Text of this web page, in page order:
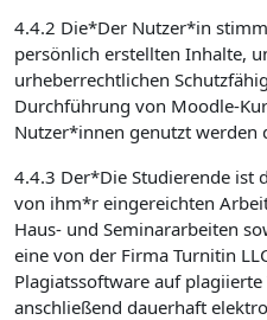
4.4.2 Die*Der Nutzer*in
persönlich erstellten Inhalte,
urheberrechtlichen
Durchführung von Moodle-
Nutzer*innen genutzt werden
4.4.3 Der*Die Studierende ist
von ihm*r eingereichten
Haus- und Seminararbeiten
eine von der Firma Turnitin
Plagiatssoftware auf
anschließend dauerhaft